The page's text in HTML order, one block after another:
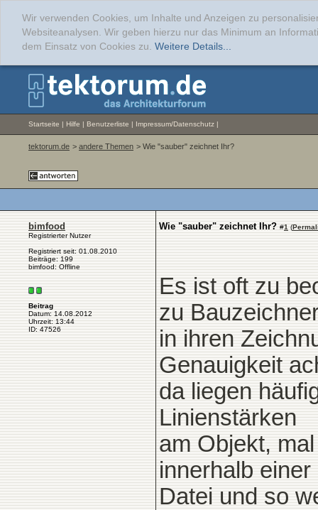
Wir verwenden Cookies, um Inhalte und Anzeigen zu
Websiteanalysen. Wir geben hierzu nur das Minimum an
dem Einsatz von Cookies zu. Weitere Details...
Startseite | Hilfe | Benutzerliste | Impressum/Datenschutz |
tektorum.de > andere Themen > Wie "sauber" zeichnet Ihr?
bimfood
Registrierter Nutzer
Registriert seit: 01.08.2010
Beiträge: 199
bimfood: Offline
Beitrag
Datum: 14.08.2012
Uhrzeit: 13:44
ID: 47526
Wie "sauber" zeichnet Ihr? #1 (
Es ist oft zu
zu
in ihren
Genauigkeit
da liegen
Linienstärken
am Objekt,
innerhalb einer
Datei und so